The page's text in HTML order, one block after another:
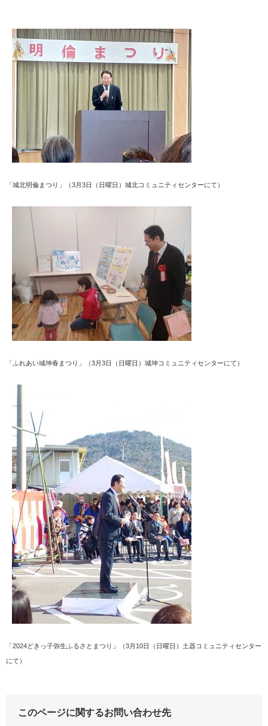
「城北明倫まつり」（3月3日（日曜日）城北コミュニティセンターにて）
「ふれあい城坤春まつり」（3月3日（日曜日）城坤コミュニティセンターにて）
「2024どきっ子弥生ふるさとまつり」（3月10日（日曜日）土器コミュニティセンター
にて）
このページに関するお問い合わせ先